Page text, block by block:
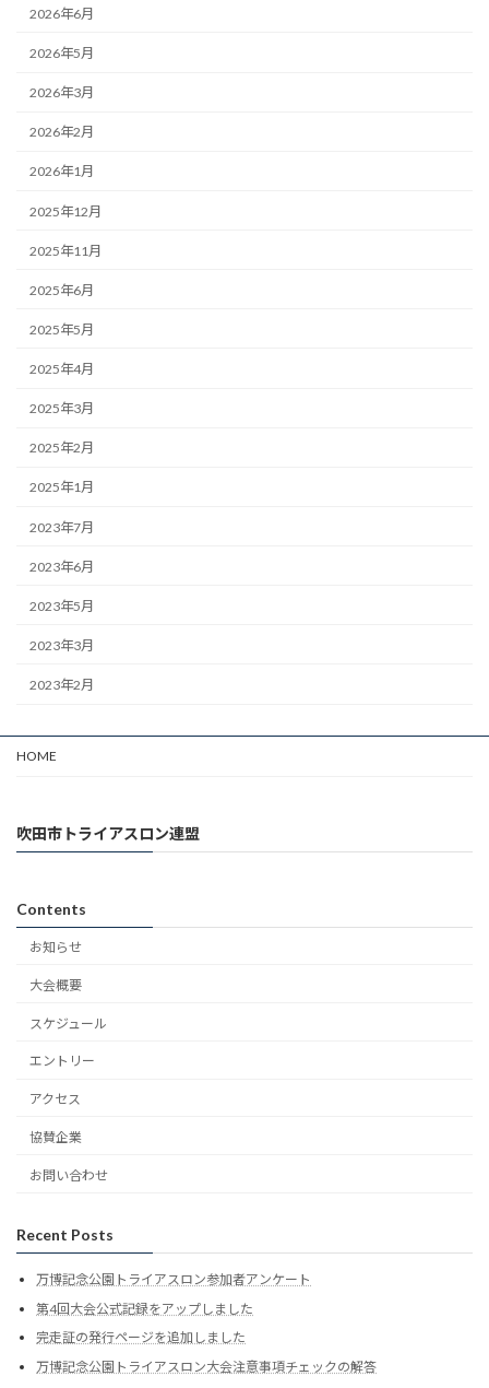
2026年6月
2026年5月
2026年3月
2026年2月
2026年1月
2025年12月
2025年11月
2025年6月
2025年5月
2025年4月
2025年3月
2025年2月
2025年1月
2023年7月
2023年6月
2023年5月
2023年3月
2023年2月
HOME
吹田市トライアスロン連盟
Contents
お知らせ
大会概要
スケジュール
エントリー
アクセス
協賛企業
お問い合わせ
Recent Posts
万博記念公園トライアスロン参加者アンケート
第4回大会公式記録をアップしました
完走証の発行ページを追加しました
万博記念公園トライアスロン大会注意事項チェックの解答